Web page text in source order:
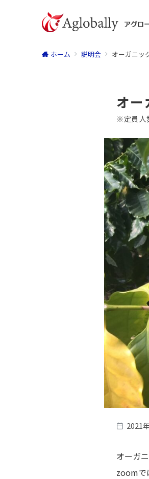
ホーム 説明会 オーガニッ
オー
※定員人
2021
オーガ
zoomで